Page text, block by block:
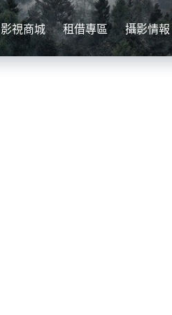
影視商城 租借專區 攝影情報